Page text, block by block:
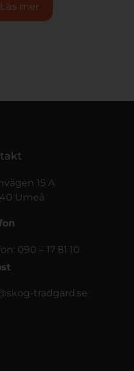
Läs mer
15 A
Umeå
090 – 17 81 10
tradgard.se